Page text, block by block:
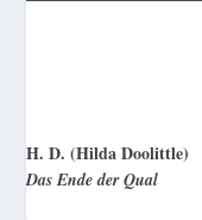
H. D. (Hilda Doolittle)
Das Ende der Qual